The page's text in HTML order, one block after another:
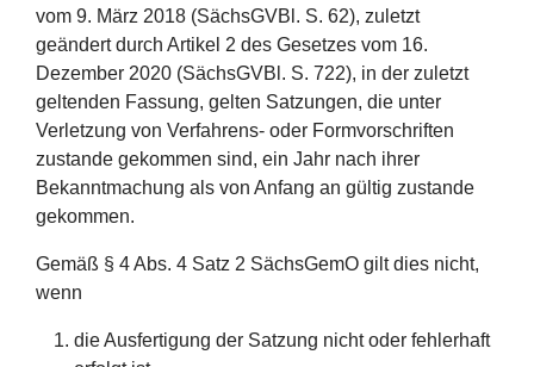
vom 9. März 2018 (SächsGVBl. S. 62), zuletzt
geändert durch Artikel 2 des Gesetzes vom 16.
Dezember 2020 (SächsGVBl. S. 722), in der zuletzt
geltenden Fassung, gelten Satzungen, die unter
Verletzung von Verfahrens- oder Formvorschriften
zustande gekommen sind, ein Jahr nach ihrer
Bekanntmachung als von Anfang an gültig zustande
gekommen.
Gemäß § 4 Abs. 4 Satz 2 SächsGemO gilt dies nicht,
wenn
die Ausfertigung der Satzung nicht oder fehlerhaft